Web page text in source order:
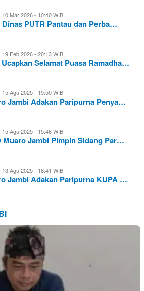
10 Mar 2026 - 10:40 WIB
PUTR Pantau dan Perba…
19 Feb 2026 - 20:13 WIB
Selamat Puasa Ramadha…
15 Agu 2025 - 19:50 WIB
Jambi Adakan Paripurna Penya…
15 Agu 2025 - 15:46 WIB
Muaro Jambi Pimpin Sidang Par…
13 Agu 2025 - 18:41 WIB
Jambi Adakan Paripurna KUPA …